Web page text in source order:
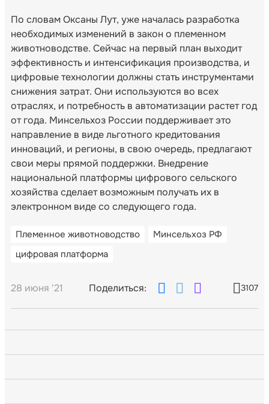
По словам Оксаны Лут, уже началась разработка
необходимых изменений в закон о племенном
животноводстве. Сейчас на первый план выходит
эффективность и интенсификация производства, и
цифровые технологии должны стать инструментами
снижения затрат. Они используются во всех
отраслях, и потребность в автоматизации растет год
от года. Минсельхоз России поддерживает это
направление в виде льготного кредитования
инноваций, и регионы, в свою очередь, предлагают
свои меры прямой поддержки. Внедрение
национальной платформы цифрового сельского
хозяйства сделает возможным получать их в
электронном виде со следующего года.
Племенное животноводство
Минсельхоз РФ
цифровая платформа
28 июня '21 Поделиться: 3107